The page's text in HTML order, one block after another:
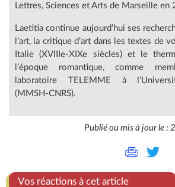
Lettres, Sciences et Arts de Marseille en
Laetitia continue aujourd’hui ses
l’art, la critique d’art dans les textes de
Italie (XVIIIe-XIXe siècles) et le
l’époque romantique, comme
laboratoire TELEMME à
(MMSH-CNRS).
Publié ou mis à jour le
Vos réactions à cet article